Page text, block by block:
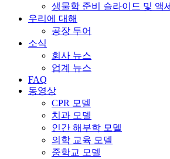
생물학 준비 슬라이드 및 액
우리에 대해
공장 투어
소식
회사 뉴스
업계 뉴스
FAQ
동영상
CPR 모델
치과 모델
인간 해부학 모델
의학 교육 모델
중학교 모델